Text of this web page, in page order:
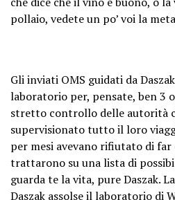
pollaio, vedete un po’ voi la
Gli inviati OMS guidati da
laboratorio per, pensate, ben 3
stretto controllo delle autorità
supervisionato tutto il loro
per mesi avevano rifiutato di far
trattarono su una lista di
guarda te la vita, pure Daszak.
Daszak assolse il laboratorio di